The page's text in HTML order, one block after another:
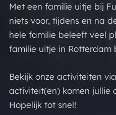
Met een familie uitje bij
niets voor, tijdens en na
hele familie beleeft veel
familie uitje in Rotterdam
Bekijk onze activiteiten
activiteit(en) komen jullie
Hopelijk tot snel!